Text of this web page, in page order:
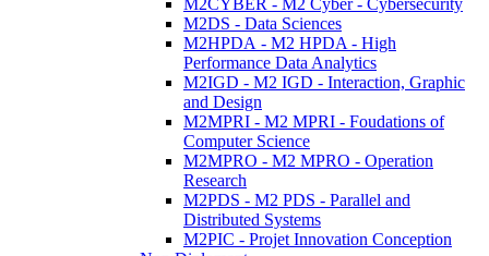
M2CYBER - M2 Cyber - Cybersecurity
M2DS - Data Sciences
M2HPDA - M2 HPDA - High
Performance Data Analytics
M2IGD - M2 IGD - Interaction, Graphic
and Design
M2MPRI - M2 MPRI - Foudations of
Computer Science
M2MPRO - M2 MPRO - Operation
Research
M2PDS - M2 PDS - Parallel and
Distributed Systems
M2PIC - Projet Innovation Conception